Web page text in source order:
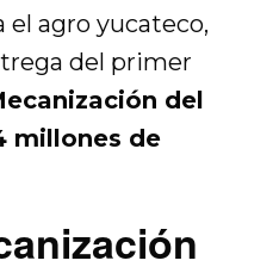
el agro yucateco,
del primer
del
millones de